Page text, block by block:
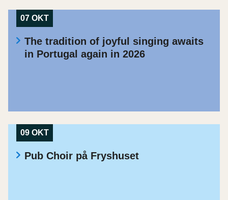
07 OKT
The tradition of joyful singing awaits
in Portugal again in 2026
09 OKT
Pub Choir på Fryshuset